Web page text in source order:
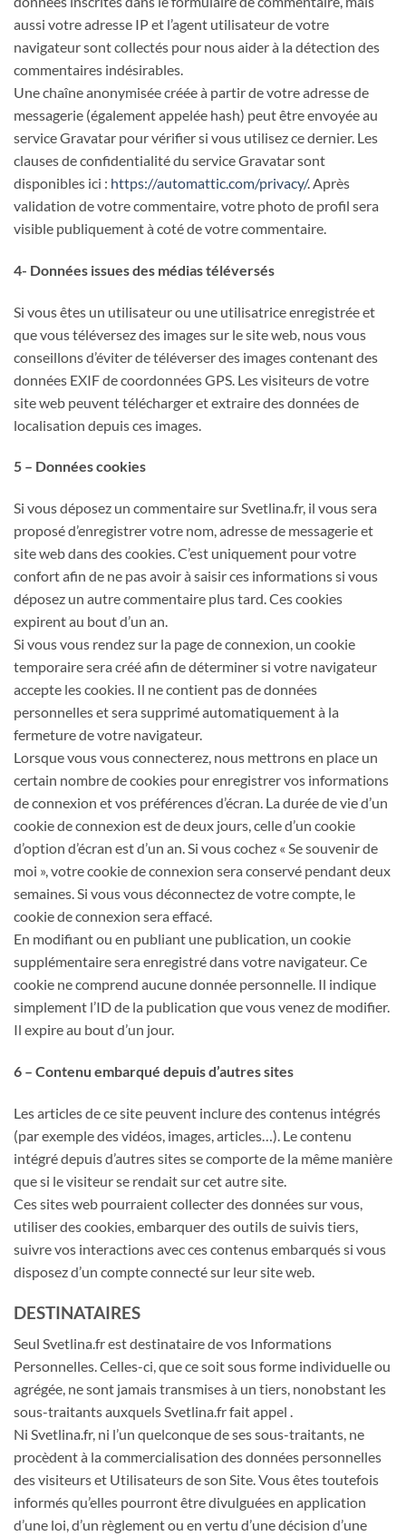
aussi votre adresse IP et l’agent utilisateur de votre
navigateur sont collectés pour nous aider à la détection des
commentaires indésirables.
Une chaîne anonymisée créée à partir de votre adresse de
messagerie (également appelée hash) peut être envoyée au
service Gravatar pour vérifier si vous utilisez ce dernier. Les
clauses de confidentialité du service Gravatar sont
disponibles ici : https://automattic.com/privacy/. Après
validation de votre commentaire, votre photo de profil sera
visible publiquement à coté de votre commentaire.
4- Données issues des médias téléversés
Si vous êtes un utilisateur ou une utilisatrice enregistrée et
que vous téléversez des images sur le site web, nous vous
conseillons d’éviter de téléverser des images contenant des
données EXIF de coordonnées GPS. Les visiteurs de votre
site web peuvent télécharger et extraire des données de
localisation depuis ces images.
5 – Données cookies
Si vous déposez un commentaire sur Svetlina.fr, il vous sera
proposé d’enregistrer votre nom, adresse de messagerie et
site web dans des cookies. C’est uniquement pour votre
confort afin de ne pas avoir à saisir ces informations si vous
déposez un autre commentaire plus tard. Ces cookies
expirent au bout d’un an.
Si vous vous rendez sur la page de connexion, un cookie
temporaire sera créé afin de déterminer si votre navigateur
accepte les cookies. Il ne contient pas de données
personnelles et sera supprimé automatiquement à la
fermeture de votre navigateur.
Lorsque vous vous connecterez, nous mettrons en place un
certain nombre de cookies pour enregistrer vos informations
de connexion et vos préférences d’écran. La durée de vie d’un
cookie de connexion est de deux jours, celle d’un cookie
d’option d’écran est d’un an. Si vous cochez « Se souvenir de
moi », votre cookie de connexion sera conservé pendant deux
semaines. Si vous vous déconnectez de votre compte, le
cookie de connexion sera effacé.
En modifiant ou en publiant une publication, un cookie
supplémentaire sera enregistré dans votre navigateur. Ce
cookie ne comprend aucune donnée personnelle. Il indique
simplement l’ID de la publication que vous venez de modifier.
Il expire au bout d’un jour.
6 – Contenu embarqué depuis d’autres sites
Les articles de ce site peuvent inclure des contenus intégrés
(par exemple des vidéos, images, articles…). Le contenu
intégré depuis d’autres sites se comporte de la même manière
que si le visiteur se rendait sur cet autre site.
Ces sites web pourraient collecter des données sur vous,
utiliser des cookies, embarquer des outils de suivis tiers,
suivre vos interactions avec ces contenus embarqués si vous
disposez d’un compte connecté sur leur site web.
DESTINATAIRES
Seul Svetlina.fr est destinataire de vos Informations
Personnelles. Celles-ci, que ce soit sous forme individuelle ou
agrégée, ne sont jamais transmises à un tiers, nonobstant les
sous-traitants auxquels Svetlina.fr fait appel .
Ni Svetlina.fr, ni l’un quelconque de ses sous-traitants, ne
procèdent à la commercialisation des données personnelles
des visiteurs et Utilisateurs de son Site. Vous êtes toutefois
informés qu’elles pourront être divulguées en application
d’une loi, d’un règlement ou en vertu d’une décision d’une